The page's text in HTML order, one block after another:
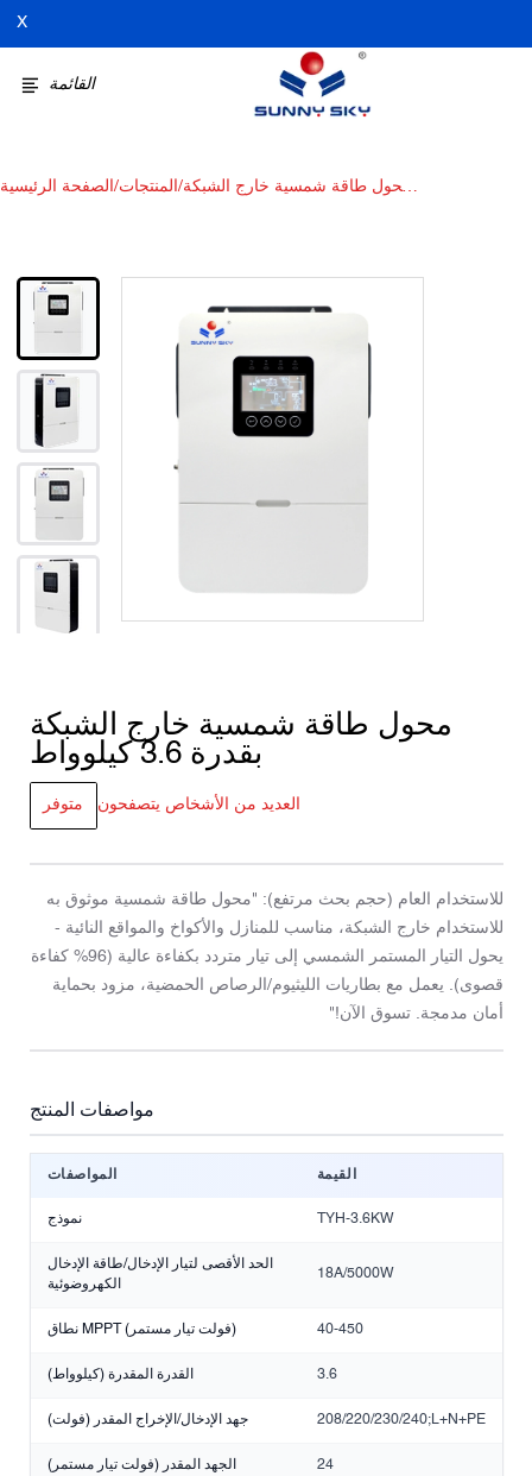
X
القائمة
الصفحة الرئيسية /المنتجات /محول طاقة شمسية خارج الشبكة
محول طاقة شمسية خارج الشبكة
بقدرة 3.6 كيلوواط
متوفر العديد من الأشخاص يتصفحون
للاستخدام العام (حجم بحث مرتفع): "محول طاقة شمسية موثوق به
للاستخدام خارج الشبكة، مناسب للمنازل والأكواخ والمواقع النائية -
يحول التيار المستمر الشمسي إلى تيار متردد بكفاءة عالية (96% كفاءة
قصوى). يعمل مع بطاريات الليثيوم/الرصاص الحمضية، مزود بحماية
أمان مدمجة. تسوق الآن!"
مواصفات المنتج
المواصفات القيمة
نموذج TYH-3.6KW
الحد الأقصى لتيار الإدخال/طاقة الإدخال
الكهروضوئية
18A/5000W
نطاق MPPT (فولت تيار مستمر) 40-450
القدرة المقدرة (كيلوواط) 3.6
جهد الإدخال/الإخراج المقدر (فولت) 208/220/230/240;L+N+PE
الجهد المقدر (فولت تيار مستمر) 24